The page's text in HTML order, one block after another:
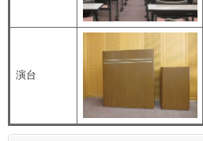
演台